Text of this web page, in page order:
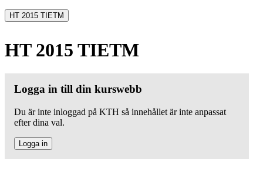
HT 2015 TIETM
HT 2015 TIETM
Logga in till din kurswebb
Du är inte inloggad på KTH så innehållet är inte anpassat
efter dina val.
Logga in